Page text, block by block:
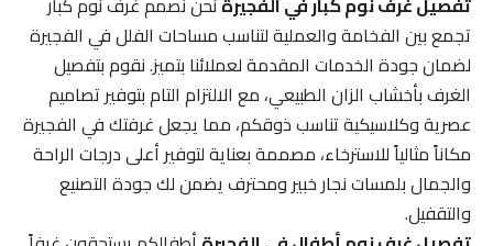
تجمع بين الفخامة والعملية لتناسب مساحات الفلل في الفجيرة
لضمان جودة الخدمات المقدمة لعملائنا بتميز. نقوم بتفصيل
الغرف بأخشاب الزان الطبيعي، مع الالتزام التام بتوفير تصاميم
عصرية وكلاسيكية تناسب ذوقكم، مما يجعل غرفتك في الفجيرة
مكاناً مثالياً للاسترخاء، مصممة بعناية لتوفير أعلى درجات الراحة
والجمال بلمسات نجار خبير ومحترف يضمن لك جودة التصنيع
والتقفيل.